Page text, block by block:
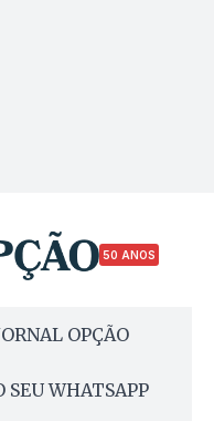
50 ANOS
OPÇÃO
SEU WHATSAPP